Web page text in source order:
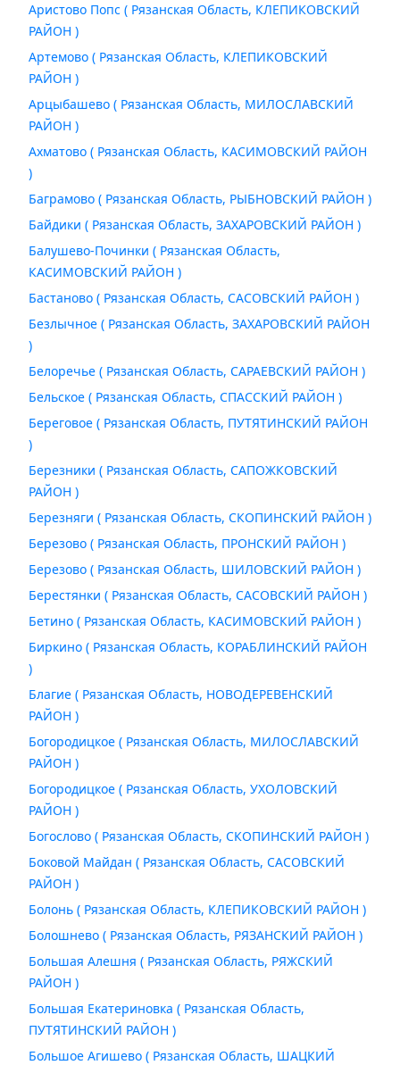
Аристово Попс ( Рязанская Область, КЛЕПИКОВСКИЙ
РАЙОН )
Артемово ( Рязанская Область, КЛЕПИКОВСКИЙ
РАЙОН )
Арцыбашево ( Рязанская Область, МИЛОСЛАВСКИЙ
РАЙОН )
Ахматово ( Рязанская Область, КАСИМОВСКИЙ РАЙОН
)
Баграмово ( Рязанская Область, РЫБНОВСКИЙ РАЙОН )
Байдики ( Рязанская Область, ЗАХАРОВСКИЙ РАЙОН )
Балушево-Починки ( Рязанская Область,
КАСИМОВСКИЙ РАЙОН )
Бастаново ( Рязанская Область, САСОВСКИЙ РАЙОН )
Безлычное ( Рязанская Область, ЗАХАРОВСКИЙ РАЙОН
)
Белоречье ( Рязанская Область, САРАЕВСКИЙ РАЙОН )
Бельское ( Рязанская Область, СПАССКИЙ РАЙОН )
Береговое ( Рязанская Область, ПУТЯТИНСКИЙ РАЙОН
)
Березники ( Рязанская Область, САПОЖКОВСКИЙ
РАЙОН )
Березняги ( Рязанская Область, СКОПИНСКИЙ РАЙОН )
Березово ( Рязанская Область, ПРОНСКИЙ РАЙОН )
Березово ( Рязанская Область, ШИЛОВСКИЙ РАЙОН )
Берестянки ( Рязанская Область, САСОВСКИЙ РАЙОН )
Бетино ( Рязанская Область, КАСИМОВСКИЙ РАЙОН )
Биркино ( Рязанская Область, КОРАБЛИНСКИЙ РАЙОН
)
Благие ( Рязанская Область, НОВОДЕРЕВЕНСКИЙ
РАЙОН )
Богородицкое ( Рязанская Область, МИЛОСЛАВСКИЙ
РАЙОН )
Богородицкое ( Рязанская Область, УХОЛОВСКИЙ
РАЙОН )
Богослово ( Рязанская Область, СКОПИНСКИЙ РАЙОН )
Боковой Майдан ( Рязанская Область, САСОВСКИЙ
РАЙОН )
Болонь ( Рязанская Область, КЛЕПИКОВСКИЙ РАЙОН )
Болошнево ( Рязанская Область, РЯЗАНСКИЙ РАЙОН )
Большая Алешня ( Рязанская Область, РЯЖСКИЙ
РАЙОН )
Большая Екатериновка ( Рязанская Область,
ПУТЯТИНСКИЙ РАЙОН )
Большое Агишево ( Рязанская Область, ШАЦКИЙ